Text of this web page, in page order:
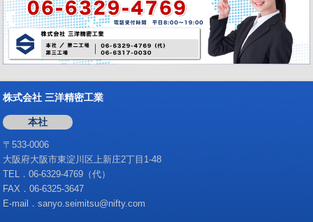
株式会社 三洋精密工業
本社
〒533-0006
大阪府大阪市東淀川区上新庄2丁目1-48
TEL．06-6329-4769（代）
FAX．06-6325-3647
E-mail．sanyo.seimitsu@nifty.com